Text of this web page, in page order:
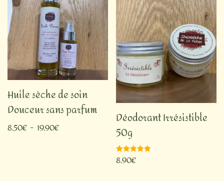
Huile sèche de soin
Douceur sans parfum
8,50€ – 19,90€
Déodorant Irrésistible
50g
Note
5.00
8,90€